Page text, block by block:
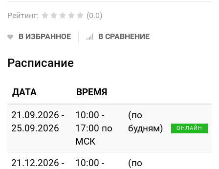
Рейтинг: (0.0)
В ИЗБРАННОЕ В СРАВНЕНИЕ
Расписание
ДАТА ВРЕМЯ
21.09.2026 -
25.09.2026
10:00 -
17:00 по
МСК
(по
будням)
ОНЛАЙН
21.12.2026 -
10:00 -
(по